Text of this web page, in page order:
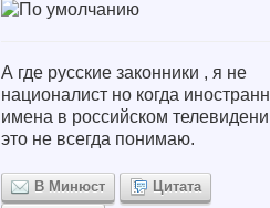
А где русские законники , я не
националист но когда
имена в российском
это не всегда понимаю.
В Минюст
Цитата